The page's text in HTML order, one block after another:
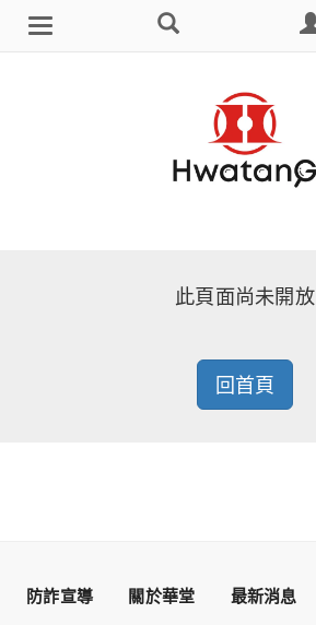
選
搜
會
員
中
此頁面尚未開放
回首頁
防詐宣導 關於華堂 最新消息